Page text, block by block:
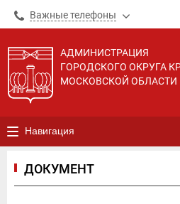
Важные телефоны
АДМИНИСТРАЦИЯ
ГОРОДСКОГО ОКРУГА
МОСКОВСКОЙ ОБЛАСТИ
Навигация
ДОКУМЕНТ